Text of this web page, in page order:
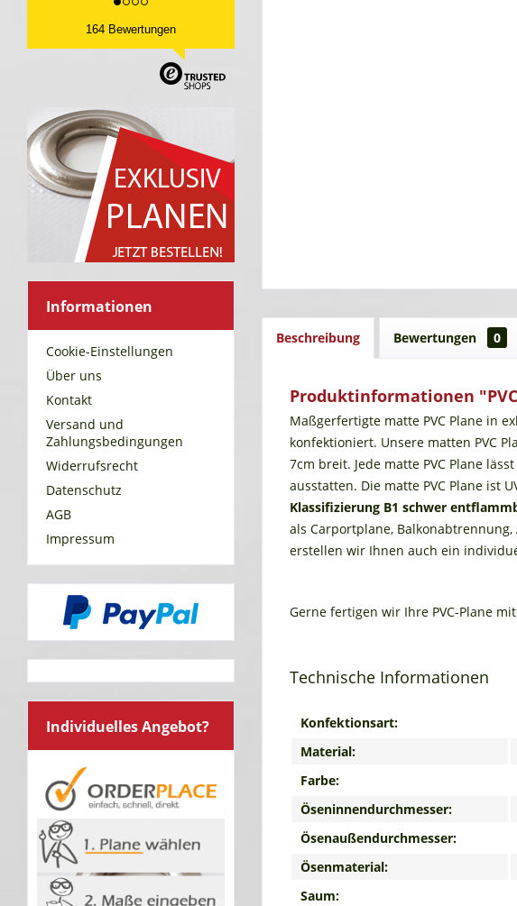
164 Bewertungen
Informationen
Cookie-Einstellungen
Über uns
Kontakt
Versand und
Zahlungsbedingungen
Widerrufsrecht
Datenschutz
AGB
Impressum
Individuelles Angebot?
Beschreibung Bewertungen 0
Produktinformationen
Maßgerfertigte matte PVC Plane in
konfektioniert. Unsere matten PVC
7cm breit. Jede matte PVC Plane
ausstatten. Die matte PVC Plane ist
Klassifizierung B1 schwer
als Carportplane,
erstellen wir Ihnen auch ein
Gerne fertigen wir Ihre PVC-Plane
Technische Informationen
Konfektionsart:
Material:
Farbe:
Öseninnendurchmesser:
Ösenaußendurchmesser:
Ösenmaterial:
Saum: